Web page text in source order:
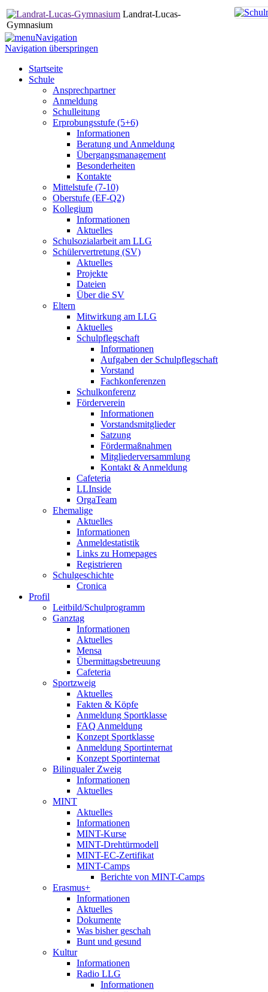
Landrat-Lucas-
Gymnasium
Navigation
Navigation überspringen
Startseite
Schule
Ansprechpartner
Anmeldung
Schulleitung
Erprobungsstufe (5+6)
Informationen
Beratung und Anmeldung
Übergangsmanagement
Besonderheiten
Kontakte
Mittelstufe (7-10)
Oberstufe (EF-Q2)
Kollegium
Informationen
Aktuelles
Schulsozialarbeit am LLG
Schülervertretung (SV)
Aktuelles
Projekte
Dateien
Über die SV
Eltern
Mitwirkung am LLG
Aktuelles
Schulpflegschaft
Informationen
Aufgaben der Schulpflegschaft
Vorstand
Fachkonferenzen
Schulkonferenz
Förderverein
Informationen
Vorstandsmitglieder
Satzung
Fördermaßnahmen
Mitgliederversammlung
Kontakt & Anmeldung
Cafeteria
LLInside
OrgaTeam
Ehemalige
Aktuelles
Informationen
Anmeldestatistik
Links zu Homepages
Registrieren
Schulgeschichte
Cronica
Profil
Leitbild/Schulprogramm
Ganztag
Informationen
Aktuelles
Mensa
Übermittagsbetreuung
Cafeteria
Sportzweig
Aktuelles
Fakten & Köpfe
Anmeldung Sportklasse
FAQ Anmeldung
Konzept Sportklasse
Anmeldung Sportinternat
Konzept Sportinternat
Bilingualer Zweig
Informationen
Aktuelles
MINT
Aktuelles
Informationen
MINT-Kurse
MINT-Drehtürmodell
MINT-EC-Zertifikat
MINT-Camps
Berichte von MINT-Camps
Erasmus+
Informationen
Aktuelles
Dokumente
Was bisher geschah
Bunt und gesund
Kultur
Informationen
Radio LLG
Informationen